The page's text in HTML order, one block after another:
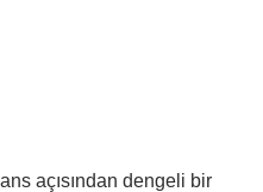
açısından dengeli bir